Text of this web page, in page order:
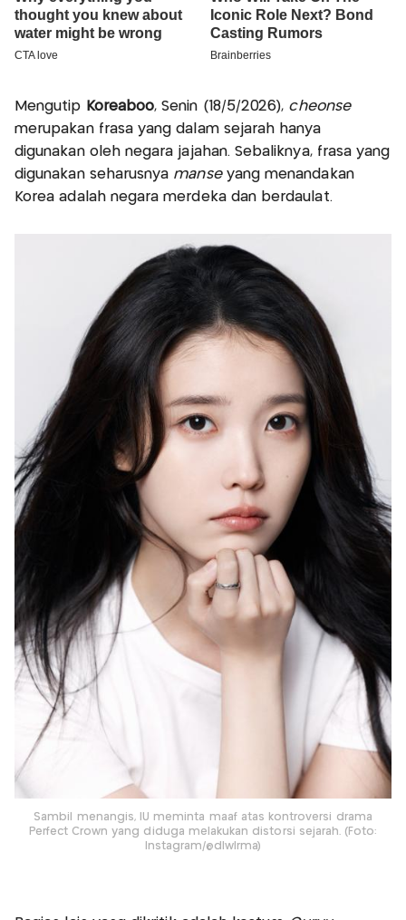
Mengutip Koreaboo, Senin (18/5/2026), cheonse
merupakan frasa yang dalam sejarah hanya
digunakan oleh negara jajahan. Sebaliknya, frasa yang
digunakan seharusnya manseyang menandakan
Korea adalah negara merdeka dan berdaulat.
Sambil menangis, IU meminta maaf atas kontroversi drama
Perfect Crown yang diduga melakukan distorsi sejarah. (Foto:
Instagram/@dlwlrma)